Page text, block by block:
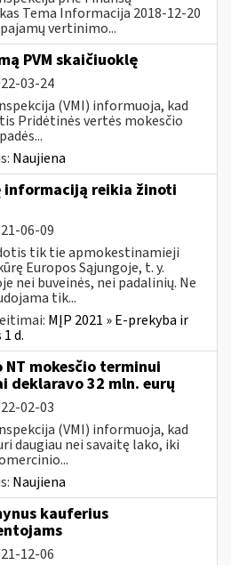
Tema Informacija 2018-12-20
vertinimo...
PVM skaičiuoklę
03-24
(VMI) informuoja, kad
Pridėtinės vertės mokesčio
Naujiena
informaciją reikia žinoti
06-09
tik tie apmokestinamieji
Europos Sąjungoje, t. y.
nei buveinės, nei padalinių. Ne
tik...
MĮP 2021 » E-prekyba ir
d.
mokesčio terminui
deklaravo 32 mln. eurų
02-03
(VMI) informuoja, kad
daugiau nei savaitę lako, iki
Naujiena
kauferius
12-06